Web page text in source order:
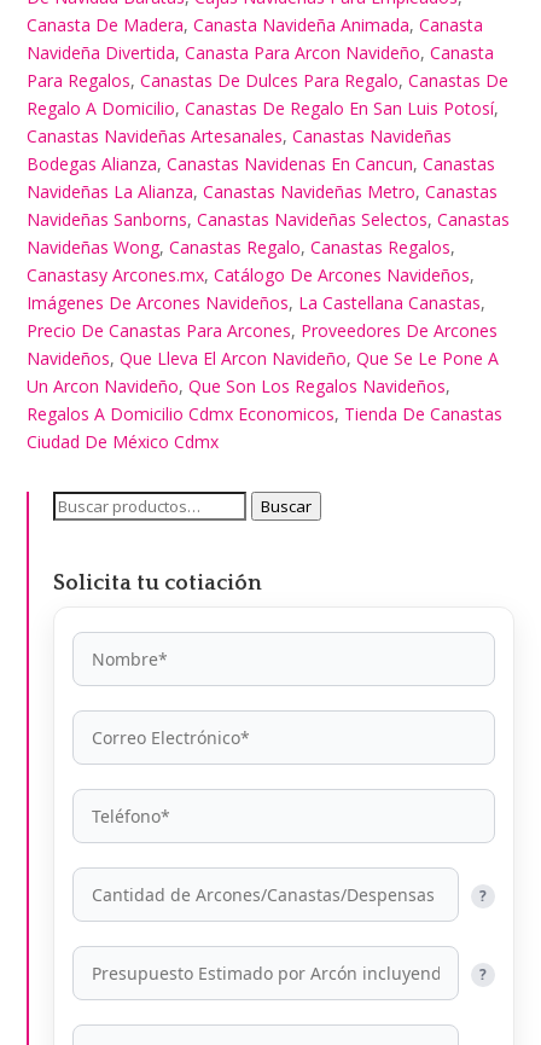
Canasta De Madera,Canasta Navideña Animada,Canasta
Navideña Divertida,Canasta Para Arcon Navideño,Canasta
Para Regalos,Canastas De Dulces Para Regalo,Canastas De
Regalo A Domicilio,Canastas De Regalo En San Luis Potosí,
Canastas Navideñas Artesanales,Canastas Navideñas
Bodegas Alianza,Canastas Navidenas En Cancun,Canastas
Navideñas La Alianza,Canastas Navideñas Metro,Canastas
Navideñas Sanborns,Canastas Navideñas Selectos,Canastas
Navideñas Wong,Canastas Regalo,Canastas Regalos,
Canastasy Arcones.mx,Catálogo De Arcones Navideños,
Imágenes De Arcones Navideños, La Castellana Canastas,
Precio De Canastas Para Arcones, Proveedores De Arcones
Navideños,Que Lleva El Arcon Navideño,Que Se Le Pone A
Un Arcon Navideño,Que Son Los Regalos Navideños,
Regalos A Domicilio Cdmx Economicos, Tienda De Canastas
Ciudad De México Cdmx
Buscar
Buscar
Solicita tu cotiación
?
?